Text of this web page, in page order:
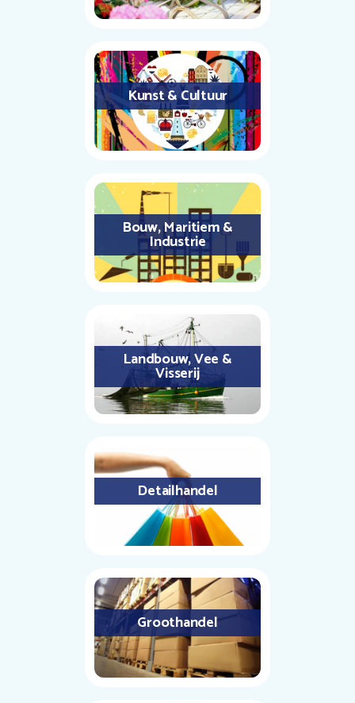
Kunst & Cultuur
Bouw, Maritiem &
Industrie
Landbouw, Vee &
Visserij
Detailhandel
Groothandel